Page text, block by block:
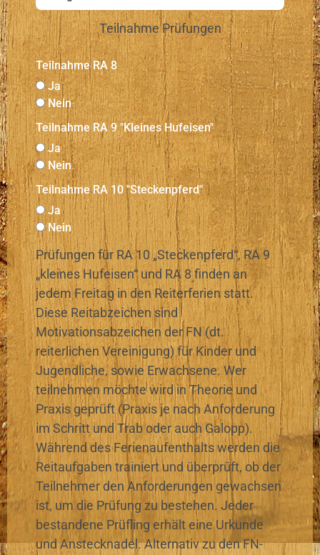
Teilnahme Prüfungen
Teilnahme RA 8
Ja
Nein
Teilnahme RA 9 "Kleines Hufeisen"
Ja
Nein
Teilnahme RA 10 "Steckenpferd"
Ja
Nein
Prüfungen für RA 10 „Steckenpferd“, RA 9
„kleines Hufeisen“ und RA 8 finden an
jedem Freitag in den Reiterferien statt.
Diese Reitabzeichen sind
Motivationsabzeichen der FN (dt.
reiterlichen Vereinigung) für Kinder und
Jugendliche, sowie Erwachsene. Wer
teilnehmen möchte wird in Theorie und
Praxis geprüft (Praxis je nach Anforderung
im Schritt und Trab oder auch Galopp).
Während des Ferienaufenthalts werden die
Reitaufgaben trainiert und überprüft, ob der
Teilnehmer den Anforderungen gewachsen
ist, um die Prüfung zu bestehen. Jeder
bestandene Prüfling erhält eine Urkunde
und Anstecknadel. Alternativ zu den FN-